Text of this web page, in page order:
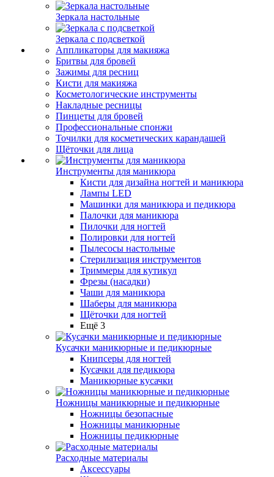
Зеркала настольные
Зеркала с подсветкой
Аппликаторы для макияжа
Бритвы для бровей
Зажимы для ресниц
Кисти для макияжа
Косметологические инструменты
Накладные ресницы
Пинцеты для бровей
Профессиональные спонжи
Точилки для косметических карандашей
Щёточки для лица
Инструменты для маникюра
Кисти для дизайна ногтей и маникюра
Лампы LED
Машинки для маникюра и педикюра
Палочки для маникюра
Пилочки для ногтей
Полировки для ногтей
Пылесосы настольные
Стерилизация инструментов
Триммеры для кутикул
Фрезы (насадки)
Чаши для маникюра
Шаберы для маникюра
Щёточки для ногтей
Ещё 3
Кусачки маникюрные и педикюрные
Книпсеры для ногтей
Кусачки для педикюра
Маникюрные кусачки
Ножницы маникюрные и педикюрные
Ножницы безопасные
Ножницы маникюрные
Ножницы педикюрные
Расходные материалы
Аксессуары